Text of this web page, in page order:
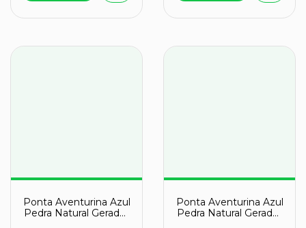
Ponta Aventurina Azul
Pedra Natural Gerador
Ponta Aventurina Azul
Pedra Natural Gerador